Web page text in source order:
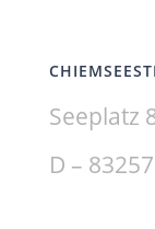
​Seeplatz
D –